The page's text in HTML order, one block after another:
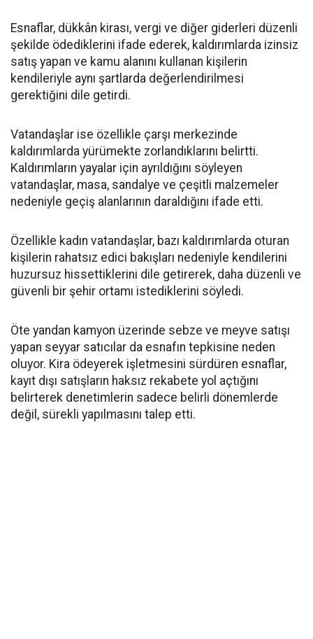
Esnaflar, dükkân kirası, vergi ve diğer giderleri düzenli
şekilde ödediklerini ifade ederek, kaldırımlarda izinsiz
satış yapan ve kamu alanını kullanan kişilerin
kendileriyle aynı şartlarda değerlendirilmesi
gerektiğini dile getirdi.
Vatandaşlar ise özellikle çarşı merkezinde
kaldırımlarda yürümekte zorlandıklarını belirtti.
Kaldırımların yayalar için ayrıldığını söyleyen
vatandaşlar, masa, sandalye ve çeşitli malzemeler
nedeniyle geçiş alanlarının daraldığını ifade etti.
Özellikle kadın vatandaşlar, bazı kaldırımlarda oturan
kişilerin rahatsız edici bakışları nedeniyle kendilerini
huzursuz hissettiklerini dile getirerek, daha düzenli ve
güvenli bir şehir ortamı istediklerini söyledi.
Öte yandan kamyon üzerinde sebze ve meyve satışı
yapan seyyar satıcılar da esnafın tepkisine neden
oluyor. Kira ödeyerek işletmesini sürdüren esnaflar,
kayıt dışı satışların haksız rekabete yol açtığını
belirterek denetimlerin sadece belirli dönemlerde
değil, sürekli yapılmasını talep etti.